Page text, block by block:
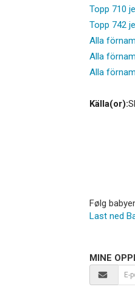
Topp 710
Topp 742
Alla
Alla
Alla
Källa(or):
Følg
Last ned
MINE